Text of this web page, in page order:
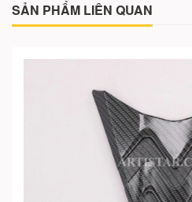
SẢN PHẨM LIÊN QUAN